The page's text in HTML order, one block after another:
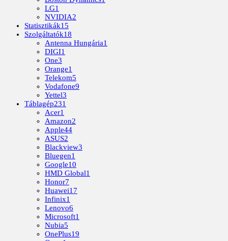
LG1
NVIDIA2
Statisztikák15
Szolgáltatók18
Antenna Hungária1
DIGI1
One3
Orange1
Telekom5
Vodafone9
Yettel3
Táblagép231
Acer1
Amazon2
Apple44
ASUS2
Blackview3
Bluegen1
Google10
HMD Global1
Honor7
Huawei17
Infinix1
Lenovo6
Microsoft1
Nubia5
OnePlus19